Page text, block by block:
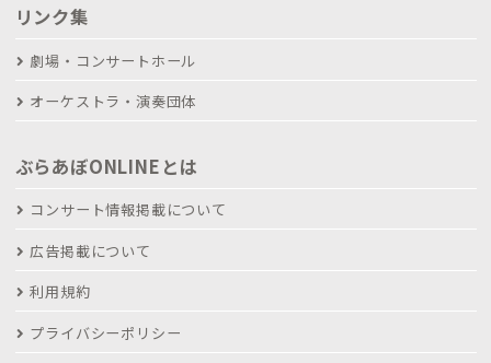
リンク集
劇場・コンサートホール
オーケストラ・演奏団体
ぶらあぼONLINEとは
コンサート情報掲載について
広告掲載について
利用規約
プライバシーポリシー